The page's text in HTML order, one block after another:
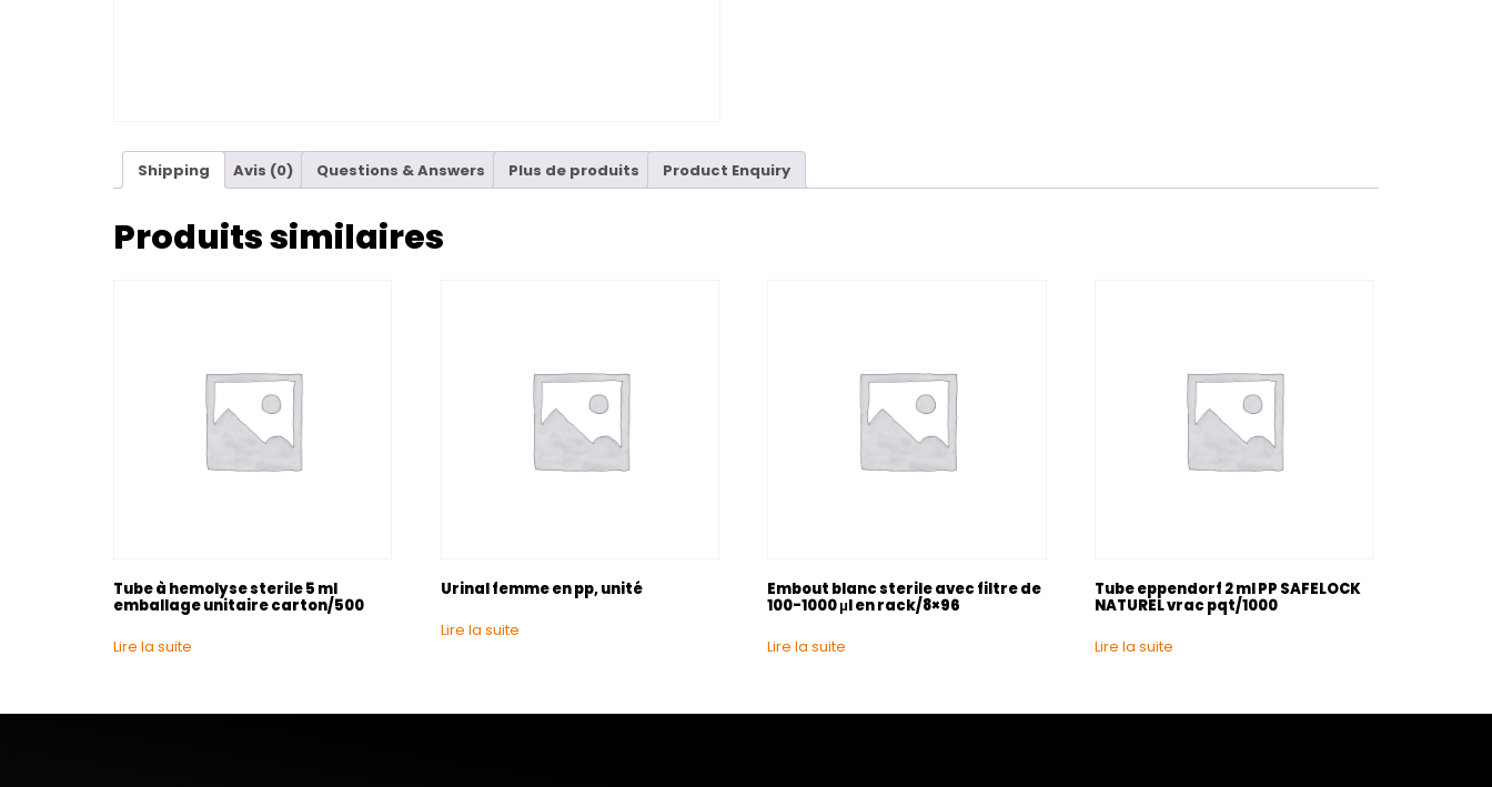
Shipping Avis (0) Questions & Answers Plus de produits Product Enquiry
Produits similaires
Tube à hemolyse sterile 5 ml
emballage unitaire carton/500
Lire la suite
Urinal femme en pp, unité
Lire la suite
Embout blanc sterile avec filtre de
100-1000 μl en rack/8×96
Lire la suite
Tube eppendorf 2 ml PP SAFELOCK
NATUREL vrac pqt/1000
Lire la suite